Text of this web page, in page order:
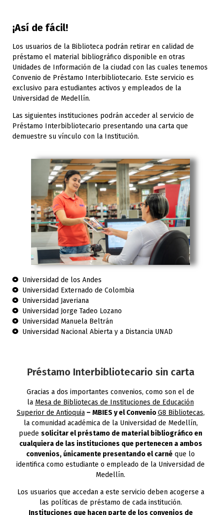
¡Así de fácil!
Los usuarios de la Biblioteca podrán retirar en calidad de
préstamo el material bibliográfico disponible en otras
Unidades de Información de la ciudad con las cuales tenemos
Convenio de Préstamo Interbibliotecario. Este servicio es
exclusivo para estudiantes activos y empleados de la
Universidad de Medellín.
Las siguientes instituciones podrán acceder al servicio de
Préstamo Interbibliotecario presentando una carta que
demuestre su vínculo con la Institución.
Universidad de los Andes
Universidad Externado de Colombia
Universidad Javeriana
Universidad Jorge Tadeo Lozano
Universidad Manuela Beltrán
Universidad Nacional Abierta y a Distancia UNAD
Préstamo Interbibliotecario sin carta
Gracias a dos importantes convenios, como son el de
la Mesa de Bibliotecas de Instituciones de Educación
Superior de Antioquia– MBIES y el ConvenioG8 Bibliotecas,
la comunidad académica de la Universidad de Medellín,
puede solicitar el préstamo de material bibliográfico en
cualquiera de las instituciones que pertenecen a ambos
convenios, únicamente presentando el carné que lo
identifica como estudiante o empleado de la Universidad de
Medellín.
Los usuarios que accedan a este servicio deben acogerse a
las políticas de préstamo de cada institución.
Instituciones que hacen parte de los convenios de